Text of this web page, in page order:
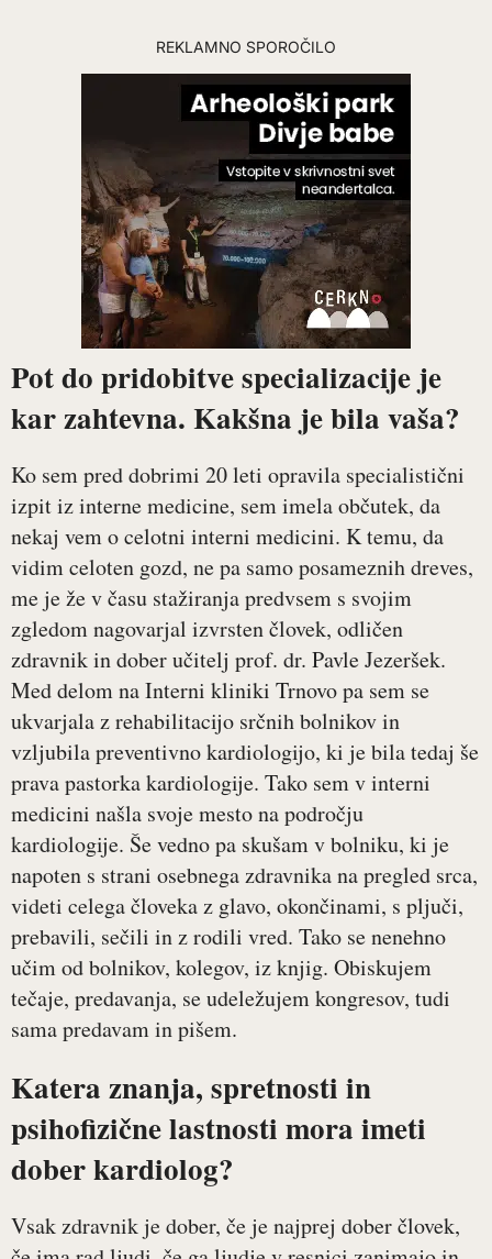
REKLAMNO SPOROČILO
Pot do pridobitve specializacije je
kar zahtevna. Kakšna je bila vaša?
Ko sem pred dobrimi 20 leti opravila specialistični
izpit iz interne medicine, sem imela občutek, da
nekaj vem o celotni interni medicini. K temu, da
vidim celoten gozd, ne pa samo posameznih dreves,
me je že v času stažiranja predvsem s svojim
zgledom nagovarjal izvrsten človek, odličen
zdravnik in dober učitelj prof. dr. Pavle Jezeršek.
Med delom na Interni kliniki Trnovo pa sem se
ukvarjala z rehabilitacijo srčnih bolnikov in
vzljubila preventivno kardiologijo, ki je bila tedaj še
prava pastorka kardiologije. Tako sem v interni
medicini našla svoje mesto na področju
kardiologije. Še vedno pa skušam v bolniku, ki je
napoten s strani osebnega zdravnika na pregled srca,
videti celega človeka z glavo, okončinami, s pljuči,
prebavili, sečili in z rodili vred. Tako se nenehno
učim od bolnikov, kolegov, iz knjig. Obiskujem
tečaje, predavanja, se udeležujem kongresov, tudi
sama predavam in pišem.
Katera znanja, spretnosti in
psihofizične lastnosti mora imeti
dober kardiolog?
Vsak zdravnik je dober, če je najprej dober človek,